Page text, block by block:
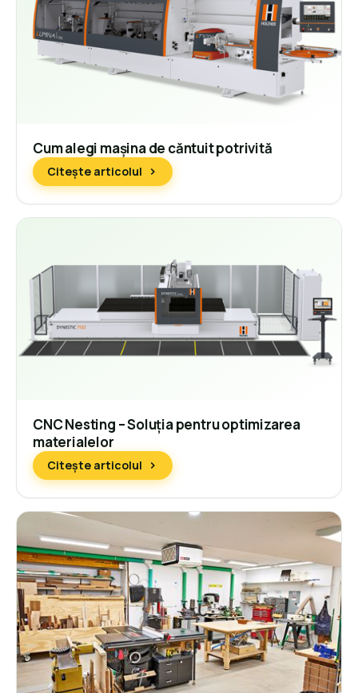
Cum alegi mașina de căntuit potrivită
Citește articolul
CNC Nesting – Soluția pentru optimizarea
materialelor
Citește articolul